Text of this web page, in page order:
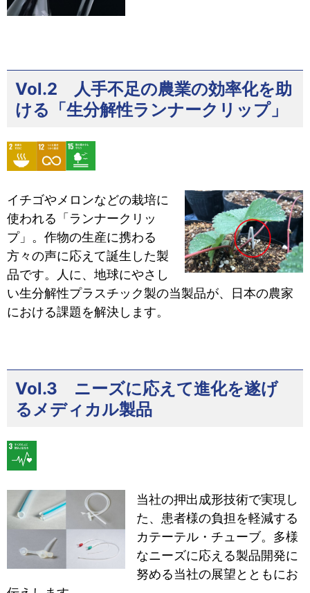
Vol.2 人手不足の農業の効率化を助
ける「生分解性ランナークリップ」
イチゴやメロンなどの栽培に
使われる「ランナークリッ
プ」。作物の生産に携わる
方々の声に応えて誕生した製
品です。人に、地球にやさし
い生分解性プラスチック製の当製品が、日本の農家
における課題を解決します。
Vol.3 ニーズに応えて進化を遂げ
るメディカル製品
当社の押出成形技術で実現し
た、患者様の負担を軽減する
カテーテル・チューブ。多様
なニーズに応える製品開発に
努める当社の展望とともにお